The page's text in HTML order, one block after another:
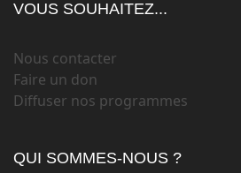
VOUS SOUHAITEZ...
Nous contacter
Faire un don
Diffuser nos programmes
QUI SOMMES-NOUS ?